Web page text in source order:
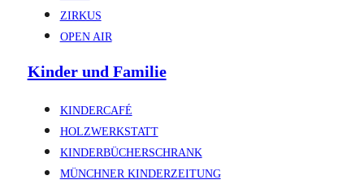
ZIRKUS
OPEN AIR
Kinder und Familie
KINDERCAFÉ
HOLZWERKSTATT
KINDERBÜCHERSCHRANK
MÜNCHNER KINDERZEITUNG